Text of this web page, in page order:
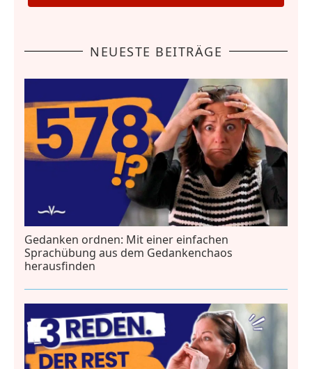
NEUESTE BEITRÄGE
Gedanken ordnen: Mit einer einfachen
Sprachübung aus dem Gedankenchaos
herausfinden